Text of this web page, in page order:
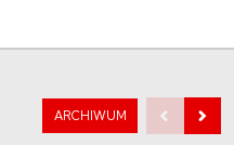
ARCHIWUM